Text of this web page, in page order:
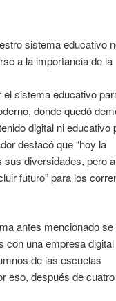
sistema educativo
a la importancia de la
sistema educativo
donde quedó
digital ni educativo
destacó que “hoy la
diversidades, pero
futuro” para los
antes mencionado
con una empresa digital
de las escuelas
eso, después de